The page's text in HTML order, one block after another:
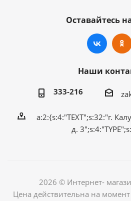
Оставайтесь
Наши
333-216
a:2:{s:4:"TEXT";s:32:"г.
д.
2026 © Интернет-
Цена действительна на